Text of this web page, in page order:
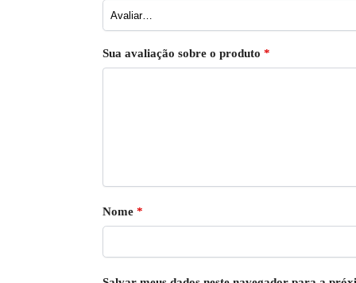
Sua avaliação sobre o produto *
Nome *